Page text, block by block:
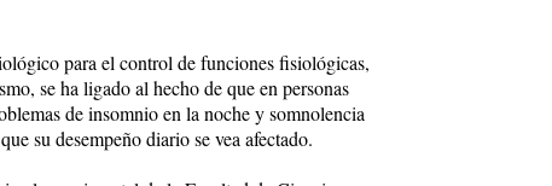
para el control de funciones fisiológicas,
se ha ligado al hecho de que en personas
de insomnio en la noche y somnolencia
su desempeño diario se vea afectado.